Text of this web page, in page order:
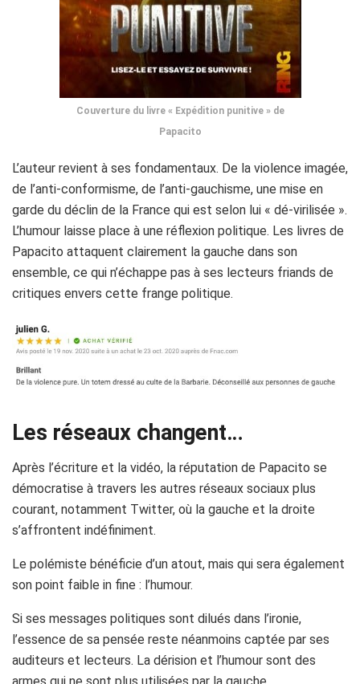
Couverture du livre « Expédition punitive » de
Papacito
L’auteur revient à ses fondamentaux. De la violence imagée,
de l’anti-conformisme, de l’anti-gauchisme, une mise en
garde du déclin de la France qui est selon lui « dé-virilisée ».
L’humour laisse place à une réflexion politique. Les livres de
Papacito attaquent clairement la gauche dans son
ensemble, ce qui n’échappe pas à ses lecteurs friands de
critiques envers cette frange politique.
Les réseaux changent…
Après l’écriture et la vidéo, la réputation de Papacito se
démocratise à travers les autres réseaux sociaux plus
courant, notamment Twitter, où la gauche et la droite
s’affrontent indéfiniment.
Le polémiste bénéficie d’un atout, mais qui sera également
son point faible in fine : l’humour.
Si ses messages politiques sont dilués dans l’ironie,
l’essence de sa pensée reste néanmoins captée par ses
auditeurs et lecteurs. La dérision et l’humour sont des